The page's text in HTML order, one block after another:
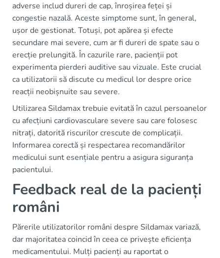
adverse includ dureri de cap, înroșirea feței și
congestie nazală. Aceste simptome sunt, în general,
ușor de gestionat. Totuși, pot apărea și efecte
secundare mai severe, cum ar fi dureri de spate sau o
erecție prelungită. În cazurile rare, pacienții pot
experimenta pierderi auditive sau vizuale. Este crucial
ca utilizatorii să discute cu medicul lor despre orice
reacții neobișnuite sau severe.
Utilizarea Sildamax trebuie evitată în cazul persoanelor
cu afecțiuni cardiovasculare severe sau care folosesc
nitrați, datorită riscurilor crescute de complicații.
Informarea corectă și respectarea recomandărilor
medicului sunt esențiale pentru a asigura siguranța
pacientului.
Feedback real de la pacienți
români
Părerile utilizatorilor români despre Sildamax variază,
dar majoritatea coincid în ceea ce privește eficiența
medicamentului. Mulți pacienți au raportat o